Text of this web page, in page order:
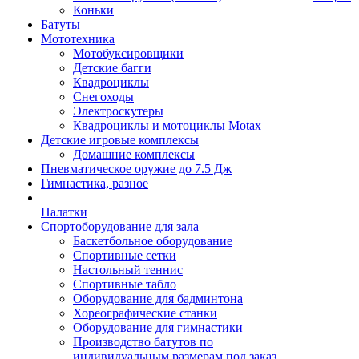
Коньки
Батуты
Мототехника
Мотобуксировщики
Детские багги
Квадроциклы
Снегоходы
Электроскутеры
Квадроциклы и мотоциклы Motax
Детские игровые комплексы
Домашние комплексы
Пневматическое оружие до 7.5 Дж
Гимнастика, разное
Палатки
Спортоборудование для зала
Баскетбольное оборудование
Спортивные сетки
Настольный теннис
Спортивные табло
Оборудование для бадминтона
Хореографические станки
Оборудование для гимнастики
Производство батутов по
индивидуальным размерам под заказ